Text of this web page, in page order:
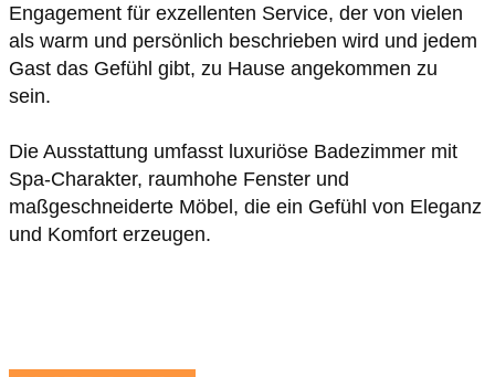
Engagement für exzellenten Service, der von vielen
als warm und persönlich beschrieben wird und jedem
Gast das Gefühl gibt, zu Hause angekommen zu
sein.
Die Ausstattung umfasst luxuriöse Badezimmer mit
Spa-Charakter, raumhohe Fenster und
maßgeschneiderte Möbel, die ein Gefühl von Eleganz
und Komfort erzeugen.